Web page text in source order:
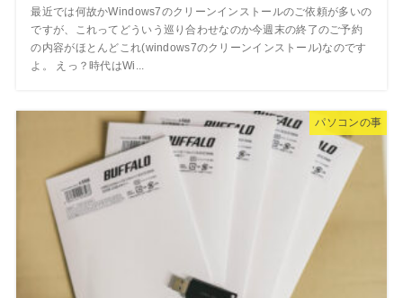
最近では何故かWindows7のクリーンインストールのご依頼が多いの
ですが、これってどういう巡り合わせなのか今週末の終了のご予約
の内容がほとんどこれ(windows7のクリーンインストール)なのです
よ。 えっ？時代はWi...
パソコンの事